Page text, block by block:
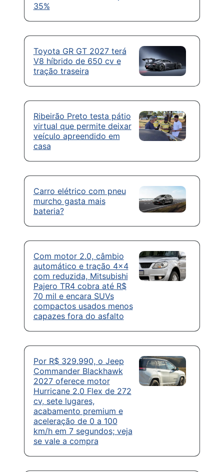
35%
Toyota GR GT 2027 terá
V8 híbrido de 650 cv e
tração traseira
Ribeirão Preto testa pátio
virtual que permite deixar
veículo apreendido em
casa
Carro elétrico com pneu
murcho gasta mais
bateria?
Com motor 2.0, câmbio
automático e tração 4×4
com reduzida, Mitsubishi
Pajero TR4 cobra até R$
70 mil e encara SUVs
compactos usados menos
capazes fora do asfalto
Por R$ 329.990, o Jeep
Commander Blackhawk
2027 oferece motor
Hurricane 2.0 Flex de 272
cv, sete lugares,
acabamento premium e
aceleração de 0 a 100
km/h em 7 segundos; veja
se vale a compra